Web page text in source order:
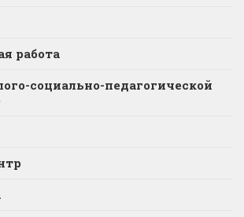
работа
социально-педагогической